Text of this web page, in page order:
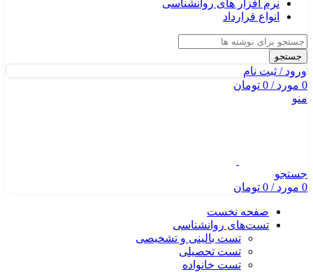
نرم افزار های روانشناسی
انواع قرارداد
جستجو
ورود / ثبت نام
0 مورد/
0 تومان
منو
جستجو
0 مورد/
0 تومان
صفحه نخست
تست‌های روانشناسی
تست بالینی و تشخیصی
تست تحصیلی
تست خانواده